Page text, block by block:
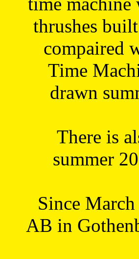
thrushes
compaired
Time
drawn
There is
summer
Since
AB in